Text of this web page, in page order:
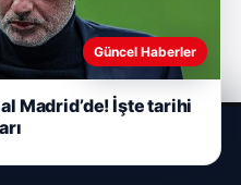
Güncel Haberler
Madrid’de! İşte tarihi